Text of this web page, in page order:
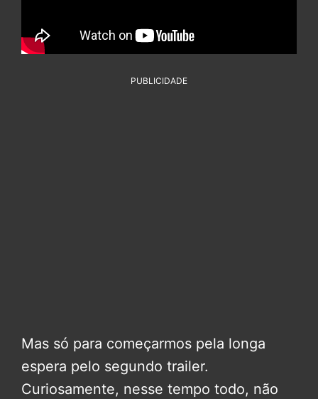
PUBLICIDADE
Mas só para começarmos pela longa
espera pelo segundo trailer.
Curiosamente, nesse tempo todo, não